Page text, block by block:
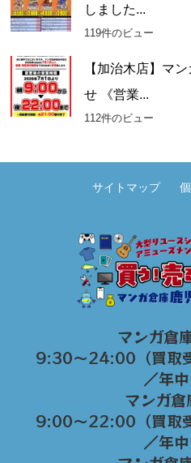
しました...
119件のビュー
【加治木店】マ
せ 《営業...
112件のビュー
サイトマップ
マンガ倉
9:30～24:00（買取
／年
マンガ倉
9:00～22:00（買取
／年